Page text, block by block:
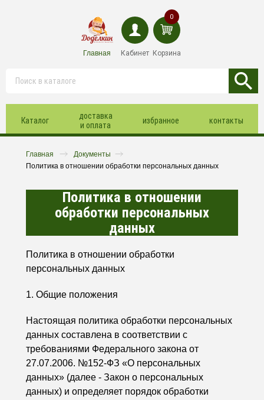
Главная Кабинет
0
Корзина
Каталог
доставка
и оплата
избранное контакты
Главная
Документы
Политика в отношении обработки персональных данных
Политика в отношении
обработки персональных
данных
Политика в отношении обработки
персональных данных
1. Общие положения
Настоящая политика обработки персональных
данных составлена в соответствии с
требованиями Федерального закона от
27.07.2006. №152-ФЗ «О персональных
данных» (далее - Закон о персональных
данных) и определяет порядок обработки